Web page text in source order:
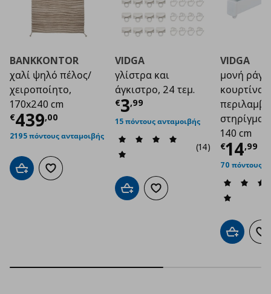
BANKKONTOR
χαλί ψηλό πέλος/
χειροποίητο,
170x240 cm
€439,00
Τρέχουσα τιμή€ 439,00
2195 πόντους ανταμοιβής
Προσθήκη στο καλάθι
Προσθήκη στα αγαπημένα
VIDGA
γλίστρα και
άγκιστρο, 24 τεμ.
€3,99
Τρέχουσα τιμή€
15 πόντους ανταμοιβής
(14)
Προσθήκη στο καλάθι
Προσθήκη στα αγαπημένα
VIDGA
μονή ράγα
140 cm
€14,99
70 πόντους
Προσθήκη